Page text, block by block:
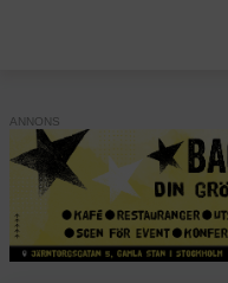
ANNONS